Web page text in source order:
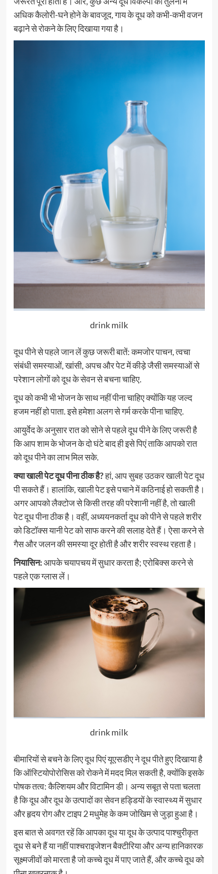
अधिक कैलोरी-घने होने के बावजूद, गाय के दूध को कभी-कभी वजन
बढ़ाने से रोकने के लिए दिखाया गया है।
drink milk
दूध पीने से पहले जान लें कुछ जरूरी बातें: कमजोर पाचन, त्वचा
संबंधी समस्‍याओं, खांसी, अपच और पेट में कीड़े जैसी समस्‍याओं से
परेशान लोगों को दूध के सेवन से बचना चाहिए.
दूध को कभी भी भोजन के साथ नहीं पीना चाहिए क्‍योंकि यह जल्‍द
हजम नहीं हो पाता. इसे हमेशा अलग से गर्म करके पीना चाहिए.
आयुर्वेद के अनुसार रात को सोने से पहले दूध पीने के लिए जरूरी है
कि आप शाम के भोजन के दो घंटे बाद ही इसे पि‍एं ताकि आपको रात
को दूध पीने का लाभ मिल सके.
क्या खाली पेट दूध पीना ठीक है?हां, आप सुबह उठकर खाली पेट दूध
पी सकते हैं। हालांकि, खाली पेट इसे पचाने में कठिनाई हो सकती है।
अगर आपको लैक्टोज से किसी तरह की परेशानी नहीं है, तो खाली
पेट दूध पीना ठीक है। वहीं, अध्ययनकर्ता दूध को पीने से पहले शरीर
को डिटॉक्स यानी पेट को साफ करने की सलाह देते हैं। ऐसा करने से
गैस और जलन की समस्या दूर होती है और शरीर स्वस्थ रहता है।
नियासिन:आपके चयापचय में सुधार करता है; एरोबिक्स करने से
पहले एक ग्लास लें।
drink milk
बीमारियों से बचने के लिए दूध पिएं यूएसडीए ने दूध पीते हुए दिखाया है
कि ऑस्टियोपोरोसिस को रोकने में मदद मिल सकती है, क्योंकि इसके
पोषक तत्व: कैल्शियम और विटामिन डी। अन्य सबूत से पता चलता
है कि दूध और दूध के उत्पादों का सेवन हड्डियों के स्वास्थ्य में सुधार
और हृदय रोग और टाइप 2 मधुमेह के कम जोखिम से जुड़ा हुआ है।
इस बात से अवगत रहें कि आपका दूध या दूध के उत्पाद पाश्चुरीकृत
दूध से बने हैं या नहीं पाश्चराइजेशन बैक्टीरिया और अन्य हानिकारक
सूक्ष्मजीवों को मारता है जो कच्चे दूध में पाए जाते हैं, और कच्चे दूध को